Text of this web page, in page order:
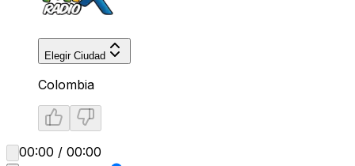
Elegir Ciudad
Colombia
00:00 / 00:00